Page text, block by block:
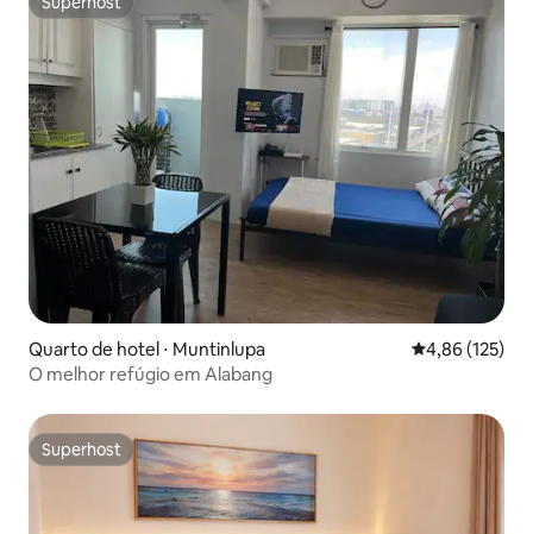
Superhost
Quarto de hotel ⋅ Muntinlupa 4,86 de uma
4,86 (125)
O melhor refúgio em Alabang
Superhost
Superhost